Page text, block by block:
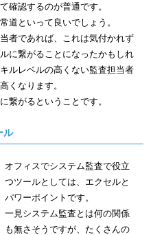
確認するのが普通です。
道といって良いでしょう。
者であれば、これは気付かれず
に繋がることになったかもしれ
ルレベルの高くない監査担当者
くなります。
繋がるということです。
ル
オフィスでシステム監査で役立
つツールとしては、エクセルと
パワーポイントです。
一見システム監査とは何の関係
も無さそうですが、たくさんの